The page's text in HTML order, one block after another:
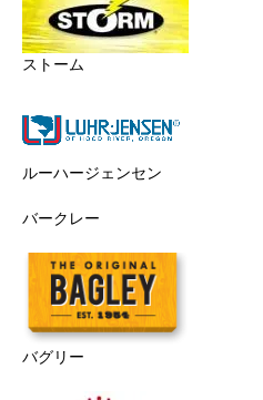
ストーム
ルーハージェンセン
バークレー
バグリー